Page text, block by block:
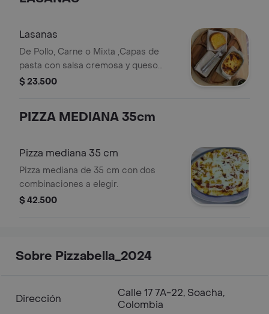
Lasanas
De Pollo, Carne o Mixta ,Capas de
pasta con salsa cremosa y queso
gratinado, acompañada de 2 piezas
$ 23.500
PIZZA MEDIANA 35cm
Pizza mediana 35 cm
Pizza mediana de 35 cm con dos
combinaciones a elegir.
$ 42.500
Sobre Pizzabella_2024
Dirección
Calle 17 7A-22, Soacha,
Colombia